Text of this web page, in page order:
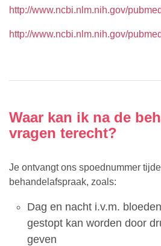
http://www.ncbi.nlm.nih.gov/
http://www.ncbi.nlm.nih.gov/
Waar kan ik na de
vragen terecht?
Je ontvangt ons spoednummer
behandelafspraak, zoals:
Dag en nacht i.v.m.
gestopt kan worden door
geven